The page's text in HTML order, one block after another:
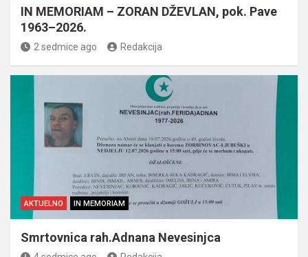
IN MEMORIAM – ZORAN DŽEVLAN, pok. Pave
1963–2026.
2 sedmice ago Redakcija
AKTUELNO IN MEMORIAM
Smrtovnica rah.Adnana Nevesinjca